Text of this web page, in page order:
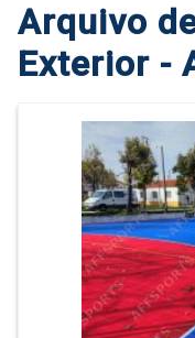
Arquivo
Exterior -